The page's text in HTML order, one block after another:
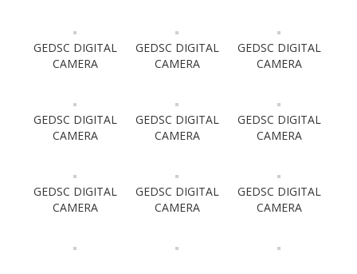
GEDSC DIGITAL
CAMERA
GEDSC DIGITAL
CAMERA
GEDSC DIGITAL
CAMERA
GEDSC DIGITAL
CAMERA
GEDSC DIGITAL
CAMERA
GEDSC DIGITAL
CAMERA
GEDSC DIGITAL
CAMERA
GEDSC DIGITAL
CAMERA
GEDSC DIGITAL
CAMERA